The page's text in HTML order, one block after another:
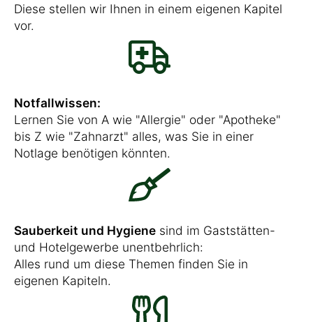
Diese stellen wir Ihnen in einem eigenen Kapitel
vor.
Notfallwissen:
Lernen Sie von A wie "Allergie" oder "Apotheke"
bis Z wie "Zahnarzt" alles, was Sie in einer
Notlage benötigen könnten.
Sauberkeit und Hygiene sind im Gaststätten-
und Hotelgewerbe unentbehrlich:
Alles rund um diese Themen finden Sie in
eigenen Kapiteln.